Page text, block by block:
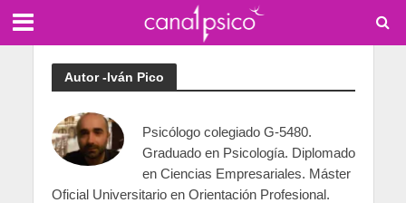
Autor -Iván Pico
Psicólogo colegiado G-5480.
Graduado en Psicología. Diplomado
en Ciencias Empresariales. Máster
Oficial Universitario en Orientación Profesional.